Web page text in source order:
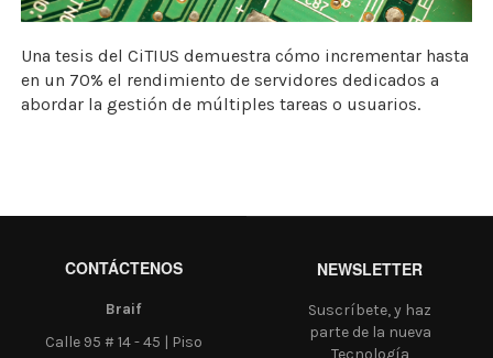
Una tesis del CiTIUS demuestra cómo incrementar hasta
en un 70% el rendimiento de servidores dedicados a
abordar la gestión de múltiples tareas o usuarios.
CONTÁCTENOS
Braif
Calle 95 # 14 - 45 | Piso
NEWSLETTER
Suscríbete, y haz
parte de la nueva